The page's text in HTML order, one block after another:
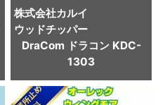
株式会社カルイ
ウッドチッパー
DraCom ドラコン KDC-
1303